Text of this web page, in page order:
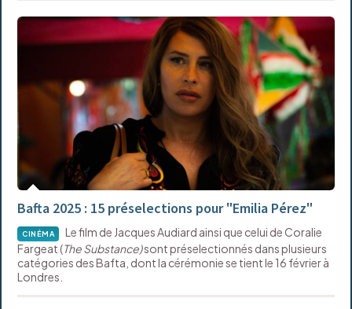
Bafta 2025 : 15 préselections pour "Emilia Pérez"
CINÉMA
Le film de Jacques Audiard ainsi que celui de Coralie
Fargeat (The Substance)sont préselectionnés dans plusieurs
catégories des Bafta, dont la cérémonie se tient le 16 février à
Londres.